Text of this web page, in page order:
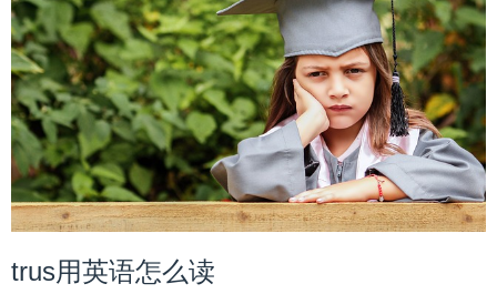
trus用英语怎么读